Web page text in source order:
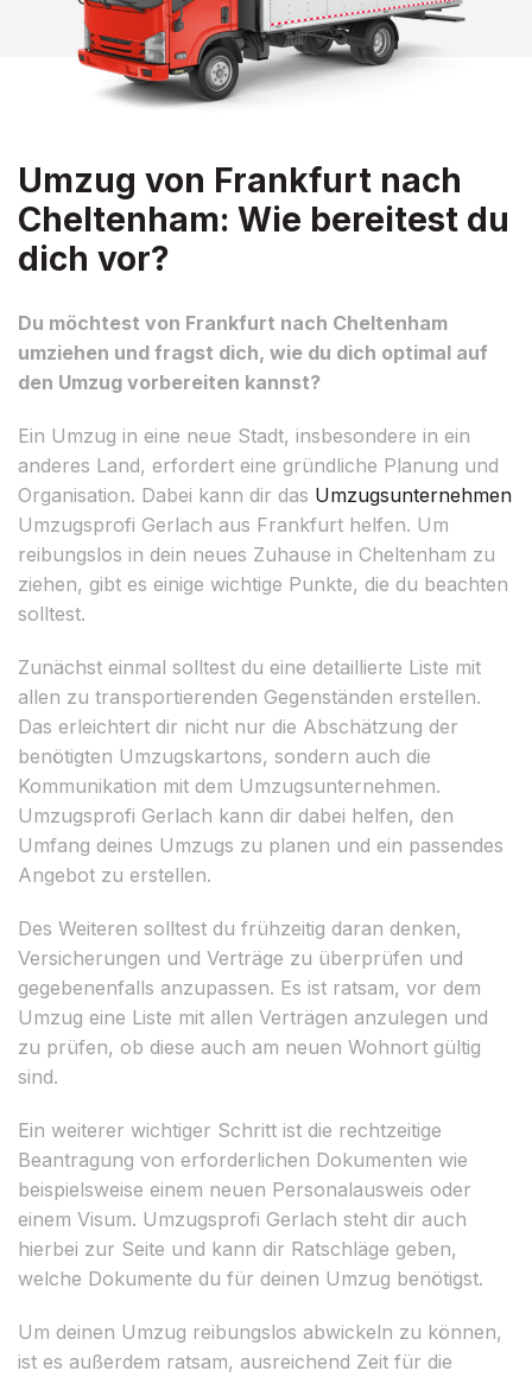
Umzug von Frankfurt nach
Cheltenham: Wie bereitest du
dich vor?
Du möchtest von Frankfurt nach Cheltenham
umziehen und fragst dich, wie du dich optimal auf
den Umzug vorbereiten kannst?
Ein Umzug in eine neue Stadt, insbesondere in ein
anderes Land, erfordert eine gründliche Planung und
Organisation. Dabei kann dir das Umzugsunternehmen
Umzugsprofi Gerlach aus Frankfurt helfen. Um
reibungslos in dein neues Zuhause in Cheltenham zu
ziehen, gibt es einige wichtige Punkte, die du beachten
solltest.
Zunächst einmal solltest du eine detaillierte Liste mit
allen zu transportierenden Gegenständen erstellen.
Das erleichtert dir nicht nur die Abschätzung der
benötigten Umzugskartons, sondern auch die
Kommunikation mit dem Umzugsunternehmen.
Umzugsprofi Gerlach kann dir dabei helfen, den
Umfang deines Umzugs zu planen und ein passendes
Angebot zu erstellen.
Des Weiteren solltest du frühzeitig daran denken,
Versicherungen und Verträge zu überprüfen und
gegebenenfalls anzupassen. Es ist ratsam, vor dem
Umzug eine Liste mit allen Verträgen anzulegen und
zu prüfen, ob diese auch am neuen Wohnort gültig
sind.
Ein weiterer wichtiger Schritt ist die rechtzeitige
Beantragung von erforderlichen Dokumenten wie
beispielsweise einem neuen Personalausweis oder
einem Visum. Umzugsprofi Gerlach steht dir auch
hierbei zur Seite und kann dir Ratschläge geben,
welche Dokumente du für deinen Umzug benötigst.
Um deinen Umzug reibungslos abwickeln zu können,
ist es außerdem ratsam, ausreichend Zeit für die